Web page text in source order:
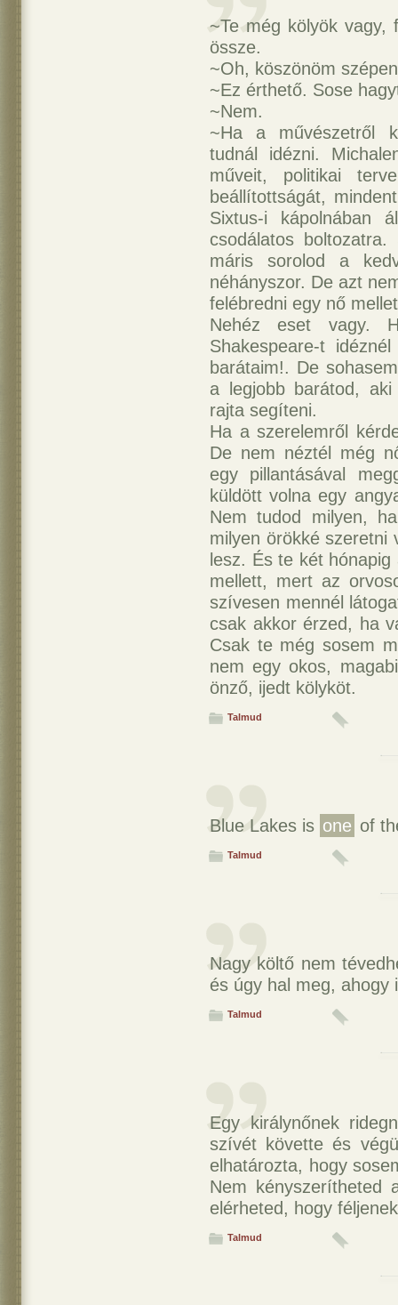
~Te még kölyök vagy,
össze.
~Oh, köszönöm
~Ez érthető. Sose
~Nem.
~Ha a művészetről
tudnál idézni.
műveit, politikai
beállítottságát,
Sixtus-i kápolnában
csodálatos
máris sorolod a
néhányszor. De azt
felébredni egy nő
Nehéz eset vagy.
Shakespeare-t
barátaim!. De
a legjobb barátod,
rajta segíteni.
Ha a szerelemről
De nem néztél még
egy pillantásával
küldött volna egy
Nem tudod milyen,
milyen örökké szeretni
lesz. És te két
mellett, mert az
szívesen mennél
csak akkor érzed, ha
Csak te még sosem
nem egy okos,
önző, ijedt kölyköt.
Talmud
Blue Lakes is one of
Talmud
Nagy költő nem
és úgy hal meg, ahogy
Talmud
Egy királynőnek
szívét követte és
elhatározta, hogy
Nem kényszerítheted
elérheted, hogy
Talmud